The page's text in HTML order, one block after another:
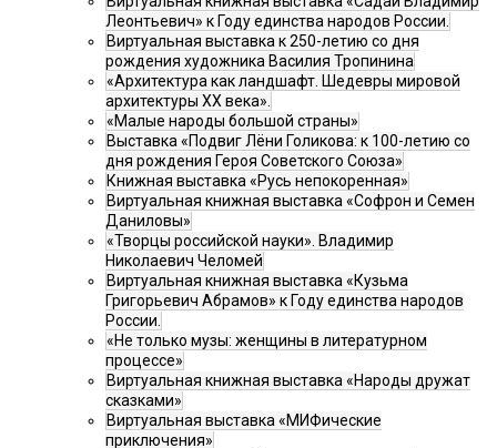
Леонтьевич» к Году единства народов России.
Виртуальная выставка к 250-летию со дня
рождения художника Василия Тропинина
«Архитектура как ландшафт. Шедевры мировой
архитектуры XX века».
«Малые народы большой страны»
Выставка «Подвиг Лёни Голикова: к 100-летию со
дня рождения Героя Советского Союза»
Книжная выставка «Русь непокоренная»
Виртуальная книжная выставка «Софрон и Семен
Даниловы»
«Творцы российской науки». Владимир
Николаевич Челомей
Виртуальная книжная выставка «Кузьма
Григорьевич Абрамов» к Году единства народов
России.
«Не только музы: женщины в литературном
процессе»
Виртуальная книжная выставка «Народы дружат
сказками»
Виртуальная выставка «МИФические
приключения»